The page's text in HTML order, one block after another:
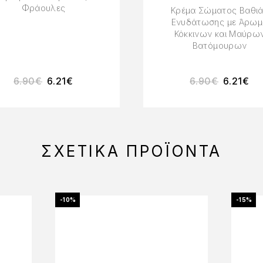
Φράουλες
6.90€ 6.21€
Κρέμα Σώματος
Ενυδάτωσης με
Κόκκινων και
Βατόμουρων
6.90€ 6.21€
ΣΧΕΤΙΚΆ ΠΡΟΪΌΝΤΑ
-10% -15%